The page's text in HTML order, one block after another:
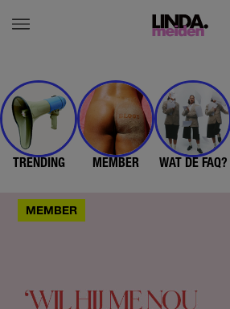
TRENDING MEMBER WAT DE FAQ?